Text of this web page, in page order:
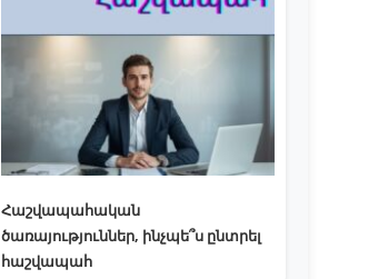
Հաշվապահական
ծառայություններ, ինչպե՞ս ընտրել
հաշվապահ